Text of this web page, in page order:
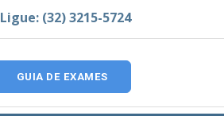
Ligue: (32) 3215-5724
GUIA DE EXAMES